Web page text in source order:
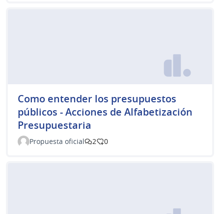
Como entender los presupuestos
públicos - Acciones de Alfabetización
Presupuestaria
Propuesta oficial 2 0